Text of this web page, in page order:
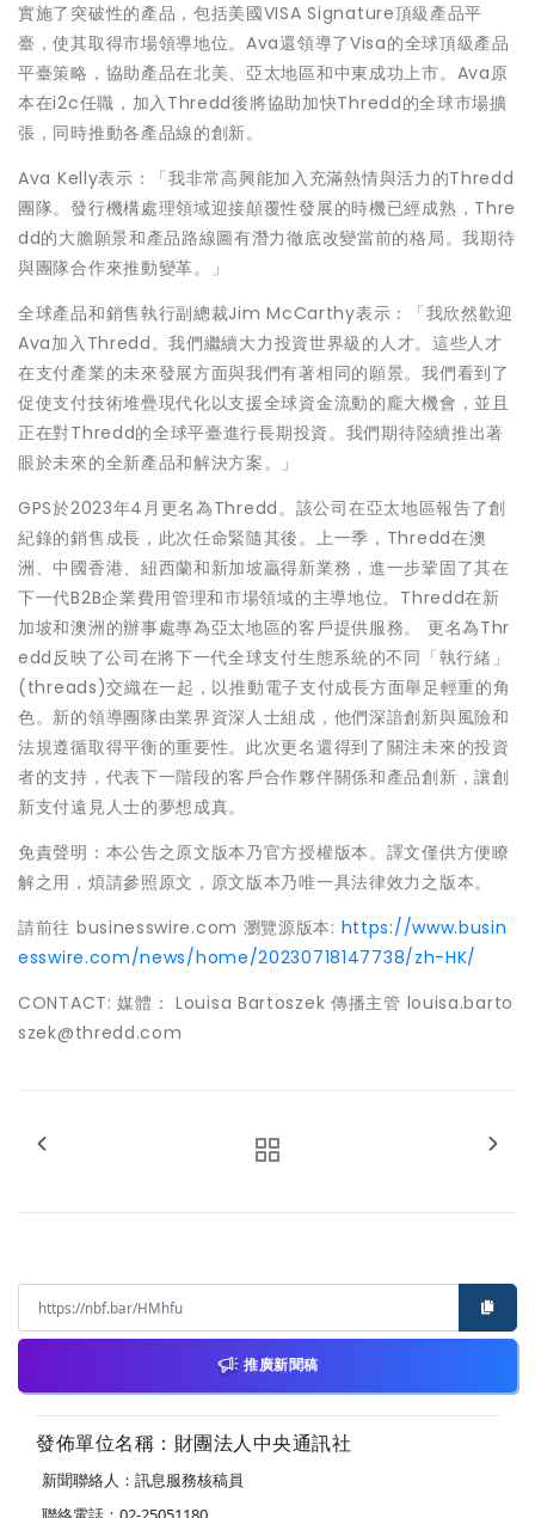
實施了突破性的產品，包括美國VISA Signature頂級產品平
臺，使其取得市場領導地位。Ava還領導了Visa的全球頂級產品
平臺策略，協助產品在北美、亞太地區和中東成功上市。Ava原
本在i2c任職，加入Thredd後將協助加快Thredd的全球市場擴
張，同時推動各產品線的創新。
Ava Kelly表示：「我非常高興能加入充滿熱情與活力的Thredd
團隊。發行機構處理領域迎接顛覆性發展的時機已經成熟，Thre
dd的大膽願景和產品路線圖有潛力徹底改變當前的格局。我期待
與團隊合作來推動變革。」
全球產品和銷售執行副總裁Jim McCarthy表示：「我欣然歡迎
Ava加入Thredd。我們繼續大力投資世界級的人才。這些人才
在支付產業的未來發展方面與我們有著相同的願景。我們看到了
促使支付技術堆疊現代化以支援全球資金流動的龐大機會，並且
正在對Thredd的全球平臺進行長期投資。我們期待陸續推出著
眼於未來的全新產品和解決方案。」
GPS於2023年4月更名為Thredd。該公司在亞太地區報告了創
紀錄的銷售成長，此次任命緊隨其後。上一季，Thredd在澳
洲、中國香港、紐西蘭和新加坡贏得新業務，進一步鞏固了其在
下一代B2B企業費用管理和市場領域的主導地位。Thredd在新
加坡和澳洲的辦事處專為亞太地區的客戶提供服務。 更名為Thr
edd反映了公司在將下一代全球支付生態系統的不同「執行緒」
(threads)交織在一起，以推動電子支付成長方面舉足輕重的角
色。新的領導團隊由業界資深人士組成，他們深諳創新與風險和
法規遵循取得平衡的重要性。此次更名還得到了關注未來的投資
者的支持，代表下一階段的客戶合作夥伴關係和產品創新，讓創
新支付遠見人士的夢想成真。
免責聲明：本公告之原文版本乃官方授權版本。譯文僅供方便瞭
解之用，煩請參照原文，原文版本乃唯一具法律效力之版本。
請前往 businesswire.com 瀏覽源版本: https://www.busin
esswire.com/news/home/20230718147738/zh-HK/
CONTACT: 媒體： Louisa Bartoszek 傳播主管 louisa.barto
szek@thredd.com
推廣新聞稿
發佈單位名稱：財團法人中央通訊社
新聞聯絡人：訊息服務核稿員